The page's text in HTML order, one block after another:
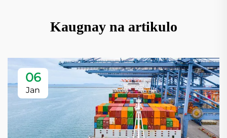
Kaugnay na artikulo
06
Jan